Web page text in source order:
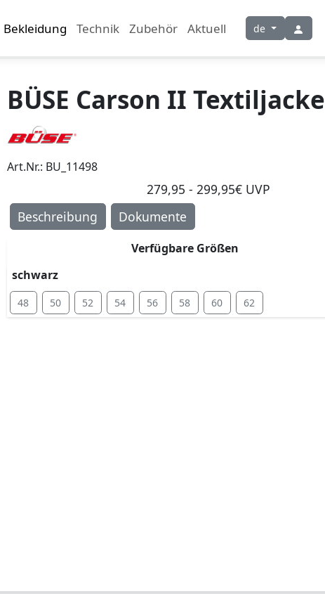
Bekleidung Technik Zubehör Aktuell de
BÜSE Carson II Textiljacke
Art.Nr.: BU_11498
279,95 - 299,95€ UVP
Beschreibung
Dokumente
Verfügbare Größen
schwarz
48 50 52 54 56 58 60 62